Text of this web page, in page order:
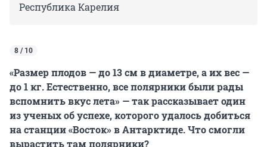
Республика Карелия
8 / 10
«Размер плодов — до 13 см в диаметре, а их вес —
до 1 кг. Естественно, все полярники были рады
вспомнить вкус лета» — так рассказывает один
из ученых об успехе, которого удалось добиться
на станции «Восток» в Антарктиде. Что смогли
вырастить там полярники?